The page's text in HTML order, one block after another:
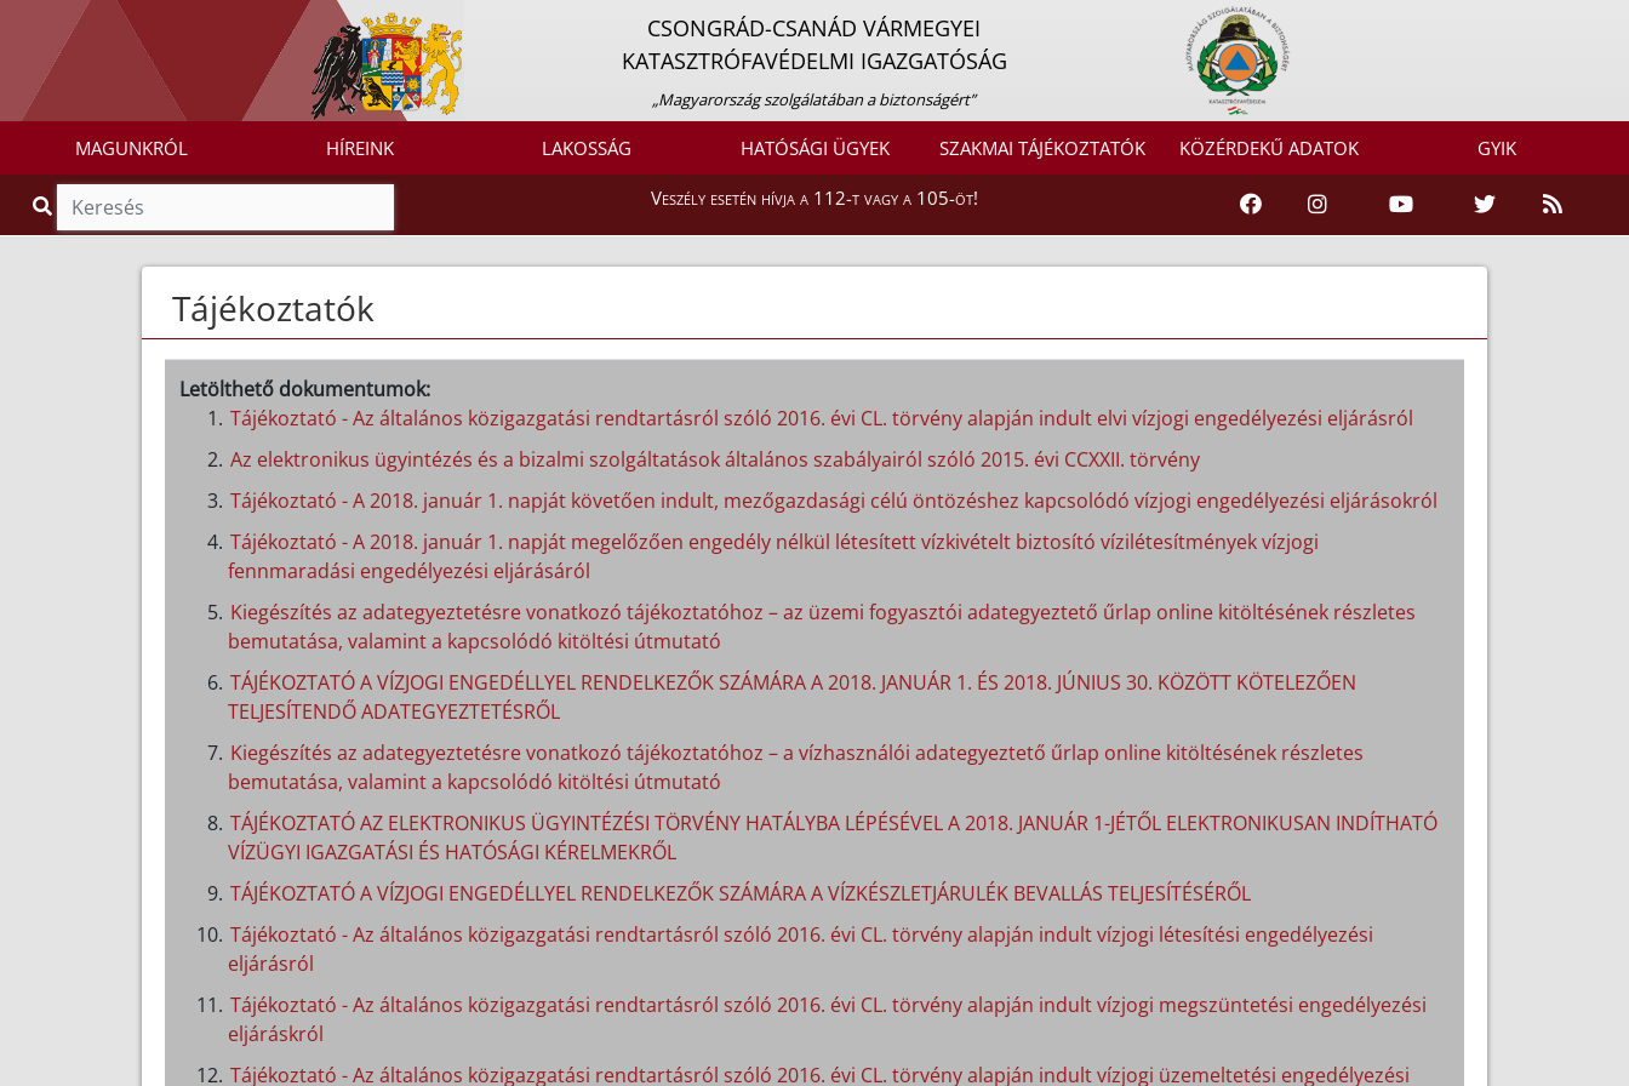
CSONGRÁD-CSANÁD VÁRMEGYEI
KATASZTRÓFAVÉDELMI IGAZGATÓSÁG
„Magyarország szolgálatában a biztonságért”
MAGUNKRÓL HÍREINK LAKOSSÁG HATÓSÁGI ÜGYEK SZAKMAI TÁJÉKOZTATÓK KÖZÉRDEKŰ ADATOK GYIK
Veszély esetén hívja a 112-t vagy a 105-öt!
Tájékoztatók
Letölthető dokumentumok:
Tájékoztató - Az általános közigazgatási rendtartásról szóló 2016. évi CL. törvény alapján indult elvi vízjogi engedélyezési eljárásról
Az elektronikus ügyintézés és a bizalmi szolgáltatások általános szabályairól szóló 2015. évi CCXXII. törvény
Tájékoztató - A 2018. január 1. napját követően indult, mezőgazdasági célú öntözéshez kapcsolódó vízjogi engedélyezési eljárásokról
Tájékoztató - A 2018. január 1. napját megelőzően engedély nélkül létesített vízkivételt biztosító vízilétesítmények vízjogi
fennmaradási engedélyezési eljárásáról
Kiegészítés az adategyeztetésre vonatkozó tájékoztatóhoz – az üzemi fogyasztói adategyeztető űrlap online kitöltésének részletes
bemutatása, valamint a kapcsolódó kitöltési útmutató
TÁJÉKOZTATÓ A VÍZJOGI ENGEDÉLLYEL RENDELKEZŐK SZÁMÁRA A 2018. JANUÁR 1. ÉS 2018. JÚNIUS 30. KÖZÖTT KÖTELEZŐEN
TELJESÍTENDŐ ADATEGYEZTETÉSRŐL
Kiegészítés az adategyeztetésre vonatkozó tájékoztatóhoz – a vízhasználói adategyeztető űrlap online kitöltésének részletes
bemutatása, valamint a kapcsolódó kitöltési útmutató
TÁJÉKOZTATÓ AZ ELEKTRONIKUS ÜGYINTÉZÉSI TÖRVÉNY HATÁLYBA LÉPÉSÉVEL A 2018. JANUÁR 1-JÉTŐL ELEKTRONIKUSAN INDÍTHATÓ
VÍZÜGYI IGAZGATÁSI ÉS HATÓSÁGI KÉRELMEKRŐL
TÁJÉKOZTATÓ A VÍZJOGI ENGEDÉLLYEL RENDELKEZŐK SZÁMÁRA A VÍZKÉSZLETJÁRULÉK BEVALLÁS TELJESÍTÉSÉRŐL
Tájékoztató - Az általános közigazgatási rendtartásról szóló 2016. évi CL. törvény alapján indult vízjogi létesítési engedélyezési
eljárásról
Tájékoztató - Az általános közigazgatási rendtartásról szóló 2016. évi CL. törvény alapján indult vízjogi megszüntetési engedélyezési
eljáráskról
Tájékoztató - Az általános közigazgatási rendtartásról szóló 2016. évi CL. törvény alapján indult vízjogi üzemeltetési engedélyezési